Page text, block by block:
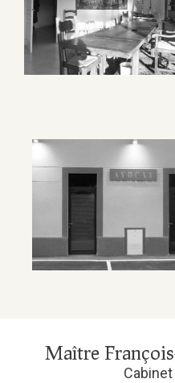
Maître
Cabinet